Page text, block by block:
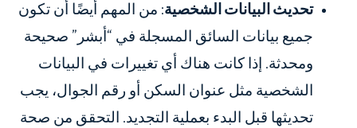
تحديث البيانات الشخصية: من المهم أيضًا أن تكون
جميع بيانات السائق المسجلة في “أبشر” صحيحة
ومحدثة. إذا كانت هناك أي تغييرات في البيانات
الشخصية مثل عنوان السكن أو رقم الجوال، يجب
تحديثها قبل البدء بعملية التجديد. التحقق من صحة